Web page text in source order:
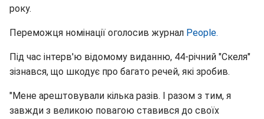
року.
Переможця номінації оголосив журнал People.
Під час інтерв'ю відомому виданню, 44-річний "Скеля"
зізнався, що шкодує про багато речей, які зробив.
"Мене арештовували кілька разів. І разом з тим, я
завжди з великою повагою ставився до своїх